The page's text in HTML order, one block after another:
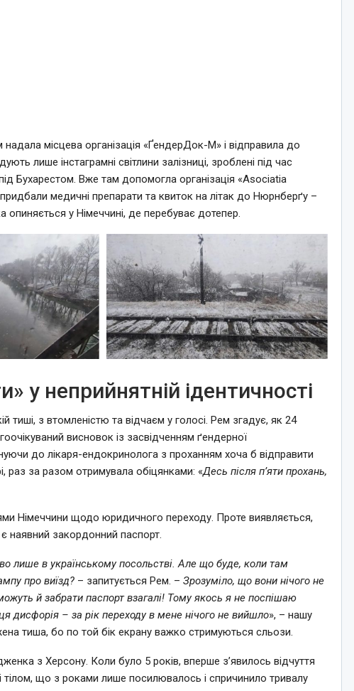
місцева організація «ҐендерДок-М» і відправила до
лише інстаграмні світлини залізниці, зроблені під час
Бухарестом. Вже там допомогла організація «Asociatia
медичні препарати та квиток на літак до Нюрнберґу –
опиняється у Німеччині, де перебуває дотепер.
у неприйнятній ідентичності
тиші, з втомленістю та відчаєм у голосі. Рем згадує, як 24
висновок із засвідченням ґендерної
до лікаря-ендокринолога з проханням хоча б відправити
раз за разом отримувала обіцянками: «Десь після п’яти прохань,
Німеччини щодо юридичного переходу. Проте виявляється,
наявний закордонний паспорт.
лише в українському посольстві. Але що буде, коли там
про виїзд? – запитується Рем. –Зрозуміло, що вони нічого не
й забрати паспорт взагалі! Тому якось я не поспішаю
дисфорія – за рік переходу в мене нічого не вийшло», – нашу
тиша, бо по той бік екрану важко стримуються сльози.
з Херсону. Коли було 5 років, вперше з’явилось відчуття
тілом, що з роками лише посилювалось і спричинило тривалу